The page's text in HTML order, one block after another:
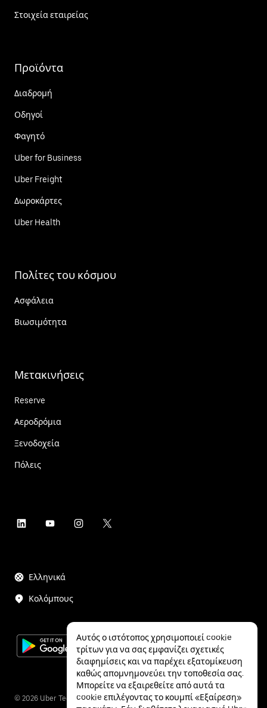
Στοιχεία εταιρείας
Προϊόντα
Διαδρομή
Οδηγοί
Φαγητό
Uber for Business
Uber Freight
Δωροκάρτες
Uber Health
Πολίτες του κόσμου
Ασφάλεια
Βιωσιμότητα
Μετακινήσεις
Reserve
Αεροδρόμια
Ξενοδοχεία
Πόλεις
Ελληνικά
Κολόμπους
© 2026 Uber Technologies Inc.
Αυτός ο ιστότοπος χρησιμοποιεί cookie
τρίτων για να σας εμφανίζει σχετικές
διαφημίσεις και να παρέχει εξατομίκευση
καθώς απομνημονεύει την τοποθεσία σας.
Μπορείτε να εξαιρεθείτε από αυτά τα
cookie επιλέγοντας το κουμπί «Εξαίρεση»